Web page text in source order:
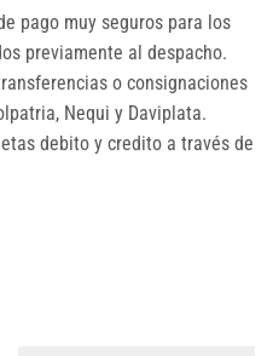
pago muy seguros para los
previamente al despacho.
o consignaciones
Nequi y Daviplata.
debito y credito a través de